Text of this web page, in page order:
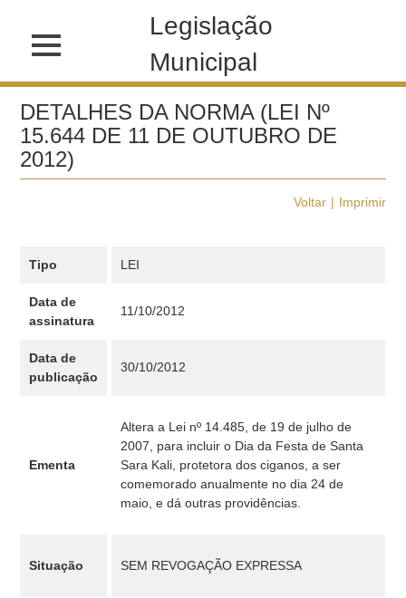
Legislação
Municipal
DETALHES DA NORMA (LEI Nº
15.644 DE 11 DE OUTUBRO DE
2012)
Voltar Imprimir
Tipo LEI
Data de
assinatura
11/10/2012
Data de
publicação
30/10/2012
Ementa
Altera a Lei nº 14.485, de 19 de julho de
2007, para incluir o Dia da Festa de Santa
Sara Kali, protetora dos ciganos, a ser
comemorado anualmente no dia 24 de
maio, e dá outras providências.
Situação SEM REVOGAÇÃO EXPRESSA